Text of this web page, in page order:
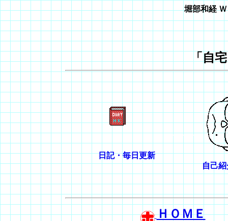
堀部和経
「自
日記・毎日更新
----------
自己紹
ＨＯＭＥ